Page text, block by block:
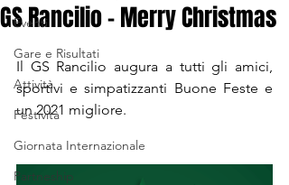
Eventi
Gare e Risultati
Attività
Festività
Giornata Internazionale
Partneship
GS Rancilio - Merry Christmas
Il GS Rancilio augura a tutti gli amici,
sportivi e simpatizzanti Buone Feste e
un 2021 migliore.